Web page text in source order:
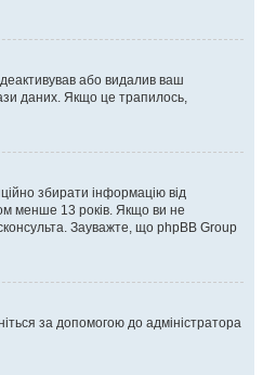
або видалив ваш
даних. Якщо це трапилось,
збирати інформацію від
менше 13 років. Якщо ви не
Зауважте, що phpBB Group
за допомогою до адміністратора